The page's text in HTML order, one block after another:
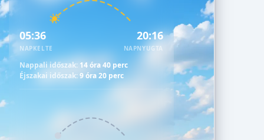
05:36
NAPKELTE
20:16
NAPNYUGTA
Nappali időszak: 14 óra 40 perc
Éjszakai időszak:9 óra 20 perc